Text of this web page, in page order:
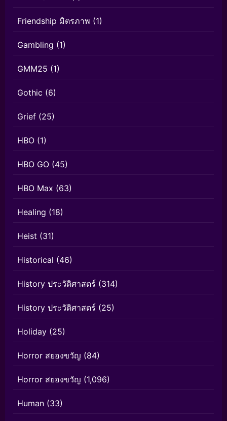
Friendship มิตรภาพ (1)
Gambling (1)
GMM25 (1)
Gothic (6)
Grief (25)
HBO (1)
HBO GO (45)
HBO Max (63)
Healing (18)
Heist (31)
Historical (46)
History ประวัติศาสตร์ (314)
History ประวัติศาสตร์ (25)
Holiday (25)
Horror สยองขวัญ (84)
Horror สยองขวัญ (1,096)
Human (33)